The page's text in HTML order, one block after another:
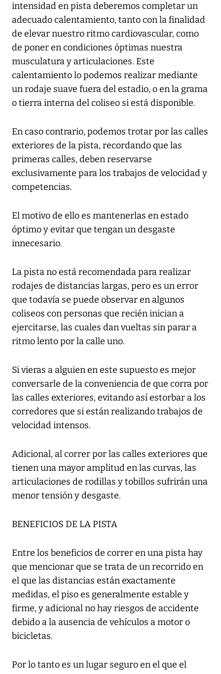
intensidad en pista deberemos completar un
adecuado calentamiento, tanto con la finalidad
de elevar nuestro ritmo cardiovascular, como
de poner en condiciones óptimas nuestra
musculatura y articulaciones. Este
calentamiento lo podemos realizar mediante
un rodaje suave fuera del estadio, o en la grama
o tierra interna del coliseo si está disponible.
En caso contrario, podemos trotar por las calles
exteriores de la pista, recordando que las
primeras calles, deben reservarse
exclusivamente para los trabajos de velocidad y
competencias.
El motivo de ello es mantenerlas en estado
óptimo y evitar que tengan un desgaste
innecesario.
La pista no está recomendada para realizar
rodajes de distancias largas, pero es un error
que todavía se puede observar en algunos
coliseos con personas que recién inician a
ejercitarse, las cuales dan vueltas sin parar a
ritmo lento por la calle uno.
Si vieras a alguien en este supuesto es mejor
conversarle de la conveniencia de que corra por
las calles exteriores, evitando así estorbar a los
corredores que si están realizando trabajos de
velocidad intensos.
Adicional, al correr por las calles exteriores que
tienen una mayor amplitud en las curvas, las
articulaciones de rodillas y tobillos sufrirán una
menor tensión y desgaste.
BENEFICIOS DE LA PISTA
Entre los beneficios de correr en una pista hay
que mencionar que se trata de un recorrido en
el que las distancias están exactamente
medidas, el piso es generalmente estable y
firme, y adicional no hay riesgos de accidente
debido a la ausencia de vehículos a motor o
bicicletas.
Por lo tanto es un lugar seguro en el que el